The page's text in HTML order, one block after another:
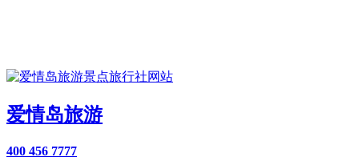
爱情岛旅游
400 456 7777